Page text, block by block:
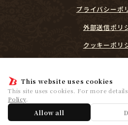
This website uses cookies
This site uses cookies. For more
Policy.
Allow all
プライバシーポ
外部送信ポリ
クッキーポリ
プレイヤーリスペ
© Cygames, Inc.